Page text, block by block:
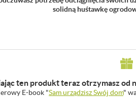
solidną huśtawkę
ten produkt teraz otrzymasz od
E-book "Sam urządzisz Swój dom"